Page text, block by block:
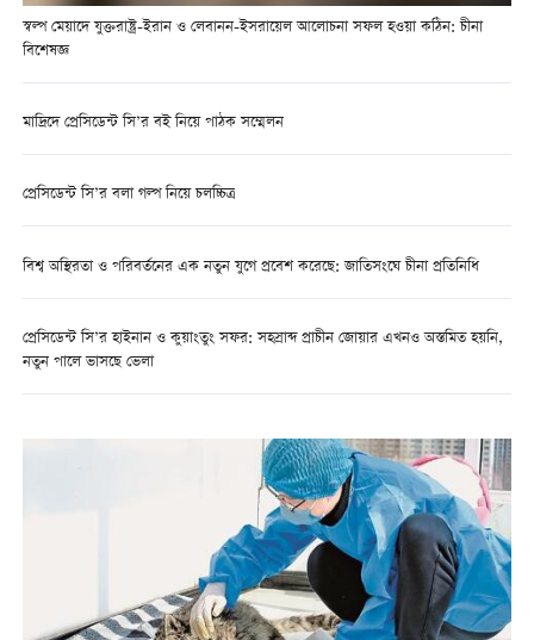
স্বল্প মেয়াদে যুক্তরাষ্ট্র-ইরান ও লেবানন-ইসরায়েল আলোচনা সফল হওয়া কঠিন: চীনা
বিশেষজ্ঞ
মাদ্রিদে প্রেসিডেন্ট সি’র বই নিয়ে পাঠক সম্মেলন
প্রেসিডেন্ট সি’র বলা গল্প নিয়ে চলচ্চিত্র
বিশ্ব অস্থিরতা ও পরিবর্তনের এক নতুন যুগে প্রবেশ করেছে: জাতিসংঘে চীনা প্রতিনিধি
প্রেসিডেন্ট সি’র হাইনান ও কুয়াংতুং সফর: সহস্রাব্দ প্রাচীন জোয়ার এখনও অস্তমিত হয়নি,
নতুন পালে ভাসছে ভেলা